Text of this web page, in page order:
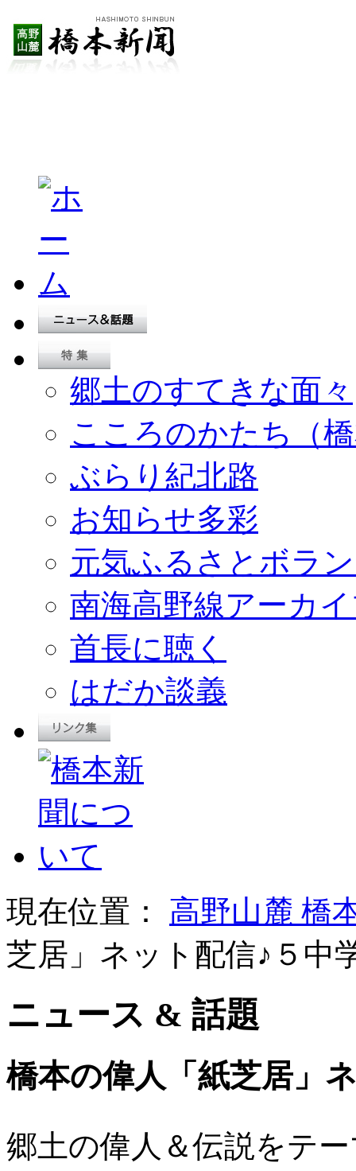
郷土のすてきな面々
こころのかたち（
ぶらり紀北路
お知らせ多彩
元気ふるさとボラ
南海高野線アーカ
首長に聴く
はだか談義
現在位置： 高野山麓 橋
芝居」ネット配信♪５中
ニュース & 話題
橋本の偉人「紙芝居」
郷土の偉人＆伝説をテ